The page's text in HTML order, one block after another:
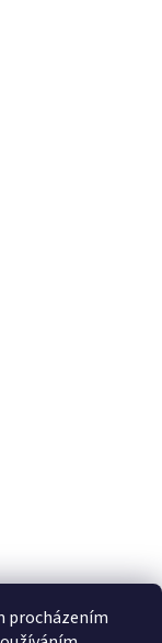
procházením